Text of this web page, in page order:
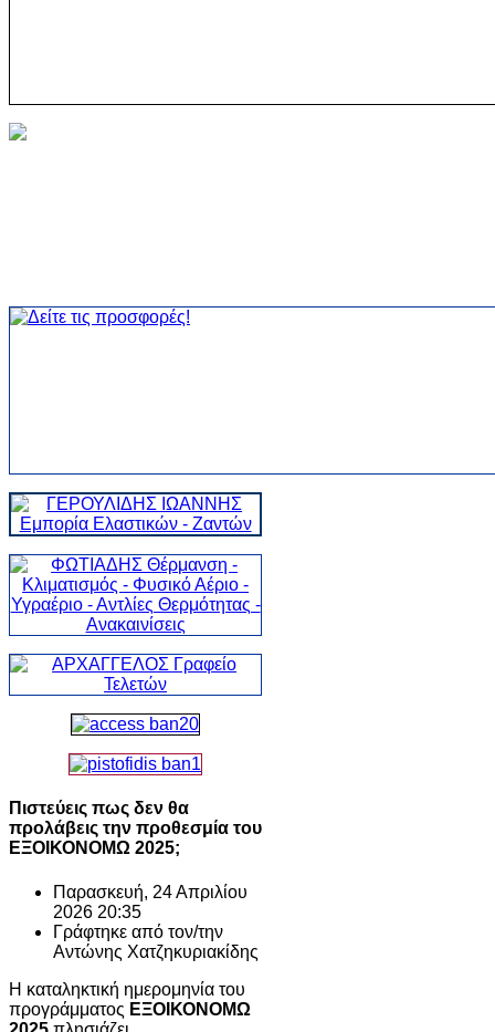
Πιστεύεις πως δεν θα
προλάβεις την προθεσμία του
ΕΞΟΙΚΟΝΟΜΩ 2025;
Παρασκευή, 24 Απριλίου
2026 20:35
Γράφτηκε από τον/την
Αντώνης Χατζηκυριακίδης
Η καταληκτική ημερομηνία του
προγράμματος ΕΞΟΙΚΟΝΟΜΩ